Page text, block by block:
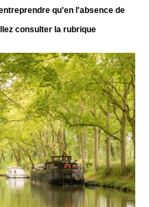
qu'en l'absence de
consulter la rubrique